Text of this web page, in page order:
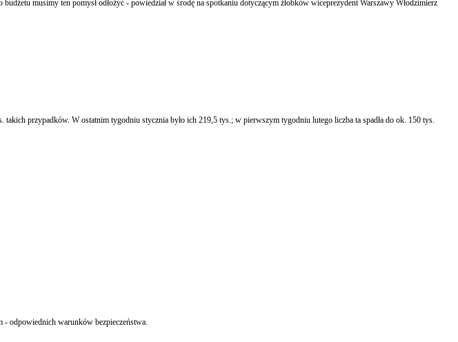
musimy ten pomysł odłożyć - powiedział w środę na spotkaniu dotyczącym żłobków wiceprezydent Warszawy Włodzimierz
przypadków. W ostatnim tygodniu stycznia było ich 219,5 tys.; w pierwszym tygodniu lutego liczba ta spadła do ok. 150 tys.
- odpowiednich warunków bezpieczeństwa.